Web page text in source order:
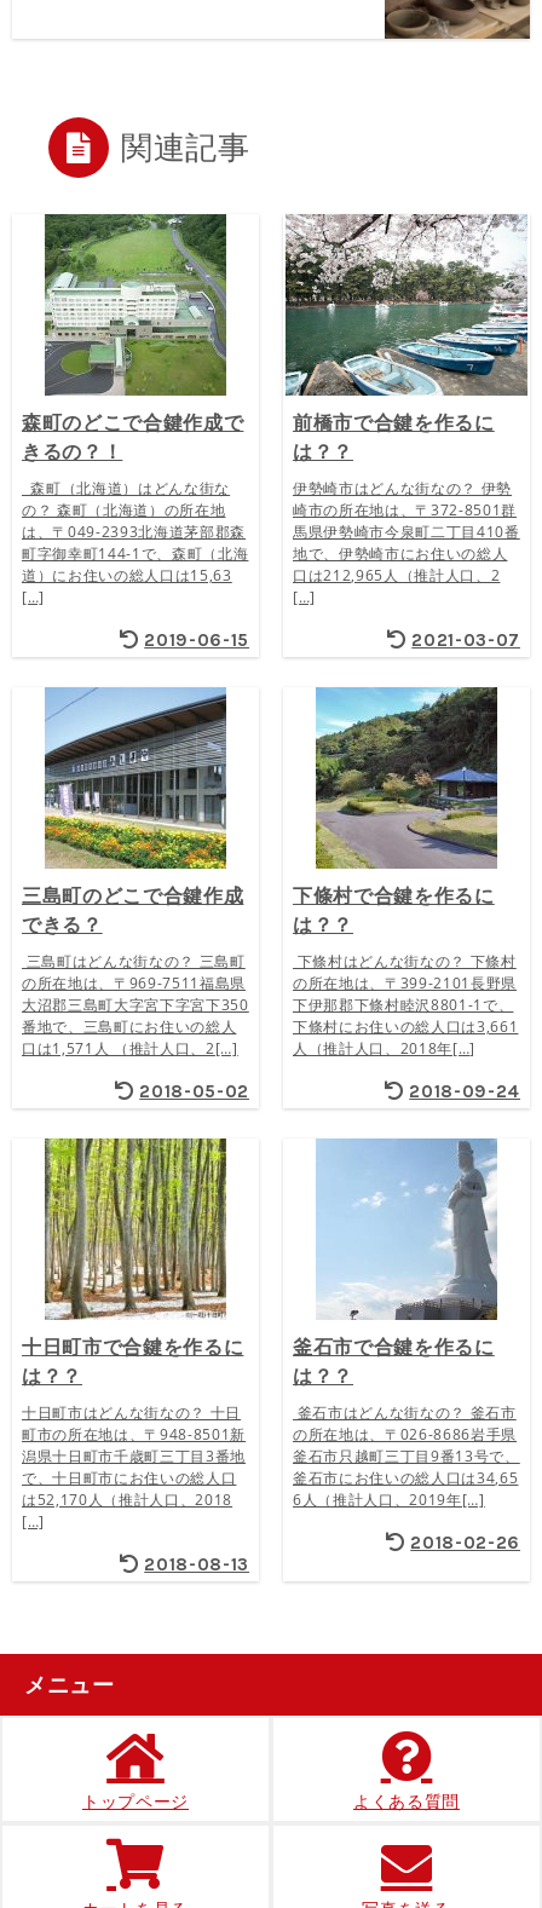
関連記事
森町のどこで合鍵作成で
きるの？！
森町（北海道）はどんな街な
の？ 森町（北海道）の所在地
は、〒049-2393北海道茅部郡森
町字御幸町144-1で、森町（北海
道）にお住いの総人口は15,63
[…]
2019-06-15
前橋市で合鍵を作るに
は？？
伊勢崎市はどんな街なの？ 伊勢
崎市の所在地は、〒372-8501群
馬県伊勢崎市今泉町二丁目410番
地で、伊勢崎市にお住いの総人
口は212,965人（推計人口、2
[…]
2021-03-07
三島町のどこで合鍵作成
できる？
三島町はどんな街なの？ 三島町
の所在地は、〒969-7511福島県
大沼郡三島町大字宮下字宮下350
番地で、三島町にお住いの総人
口は1,571人 （推計人口、2[…]
2018-05-02
下條村で合鍵を作るに
は？？
下條村はどんな街なの？ 下條村
の所在地は、〒399-2101長野県
下伊那郡下條村睦沢8801-1で、
下條村にお住いの総人口は3,661
人（推計人口、2018年[…]
2018-09-24
十日町市で合鍵を作るに
は？？
十日町市はどんな街なの？ 十日
町市の所在地は、〒948-8501新
潟県十日町市千歳町三丁目3番地
で、十日町市にお住いの総人口
は52,170人（推計人口、2018
[…]
2018-08-13
釜石市で合鍵を作るに
は？？
釜石市はどんな街なの？ 釜石市
の所在地は、〒026-8686岩手県
釜石市只越町三丁目9番13号で、
釜石市にお住いの総人口は34,65
6人（推計人口、2019年[…]
2018-02-26
メニュー
トップページ よくある質問